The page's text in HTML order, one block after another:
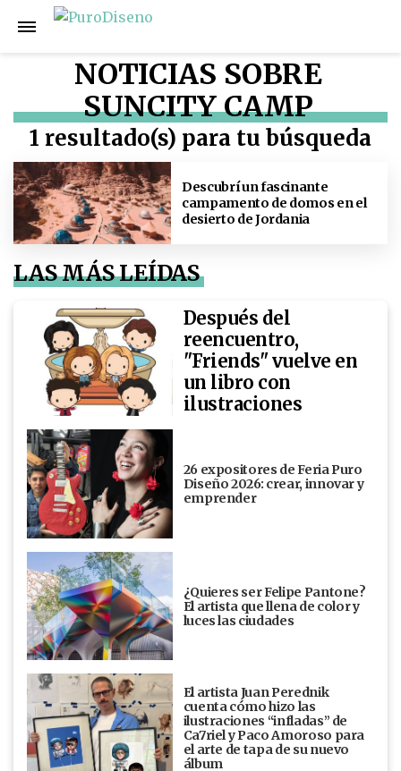
NOTICIAS SOBRE
SUNCITY CAMP
1 resultado(s) para tu búsqueda
Descubrí un fascinante
campamento de domos en el
desierto de Jordania
LAS MÁS LEÍDAS
Después del
reencuentro,
"Friends" vuelve en
un libro con
ilustraciones
26 expositores de Feria Puro
Diseño 2026: crear, innovar y
emprender
¿Quieres ser Felipe Pantone?
El artista que llena de color y
luces las ciudades
El artista Juan Perednik
cuenta cómo hizo las
ilustraciones “infladas” de
Ca7riel y Paco Amoroso para
el arte de tapa de su nuevo
álbum